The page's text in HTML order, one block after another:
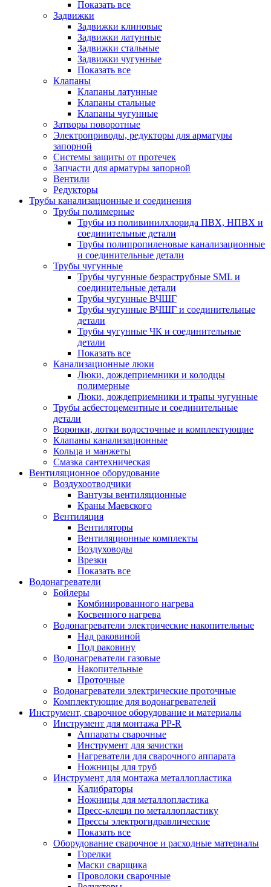
Показать все
Задвижки
Задвижки клиновые
Задвижки латунные
Задвижки стальные
Задвижки чугунные
Показать все
Клапаны
Клапаны латунные
Клапаны стальные
Клапаны чугунные
Затворы поворотные
Электроприводы, редукторы для арматуры
запорной
Системы защиты от протечек
Запчасти для арматуры запорной
Вентили
Редукторы
Трубы канализационные и соединения
Трубы полимерные
Трубы из поливинилхлорида ПВХ, НПВХ и
соединительные детали
Трубы полипропиленовые канализационные
и соединительные детали
Трубы чугунные
Трубы чугунные безраструбные SML и
соединительные детали
Трубы чугунные ВЧШГ
Трубы чугунные ВЧШГ и соединительные
детали
Трубы чугунные ЧК и соединительные
детали
Показать все
Канализационные люки
Люки, дождеприемники и колодцы
полимерные
Люки, дождеприемники и трапы чугунные
Трубы асбестоцементные и соединительные
детали
Воронки, лотки водосточные и комплектующие
Клапаны канализационные
Кольца и манжеты
Смазка сантехническая
Вентиляционное оборудование
Воздухоотводчики
Вантузы вентиляционные
Краны Маевского
Вентиляция
Вентиляторы
Вентиляционные комплекты
Воздуховоды
Врезки
Показать все
Водонагреватели
Бойлеры
Комбинированного нагрева
Косвенного нагрева
Водонагреватели электрические накопительные
Над раковиной
Под раковину
Водонагреватели газовые
Накопительные
Проточные
Водонагреватели электрические проточные
Комплектующие для водонагревателей
Инструмент, сварочное оборудование и материалы
Инструмент для монтажа PP-R
Аппараты сварочные
Инструмент для зачистки
Нагреватели для сварочного аппарата
Ножницы для труб
Инструмент для монтажа металлопластика
Калибраторы
Ножницы для металлопластика
Пресс-клещи по металлопластику
Прессы электрогидравлические
Показать все
Оборудование сварочное и расходные материалы
Горелки
Маски сварщика
Проволоки сварочные